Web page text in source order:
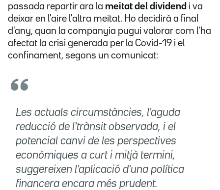
passada repartir ara la meitat del dividend i va
deixar en l'aire l'altra meitat. Ho decidirà a final
d'any, quan la companyia pugui valorar com l'ha
afectat la crisi generada per la Covid-19 i el
confinament, segons un comunicat:
Les actuals circumstàncies, l'aguda
reducció de l'trànsit observada, i el
potencial canvi de les perspectives
econòmiques a curt i mitjà termini,
suggereixen l'aplicació d'una política
financera encara més prudent.